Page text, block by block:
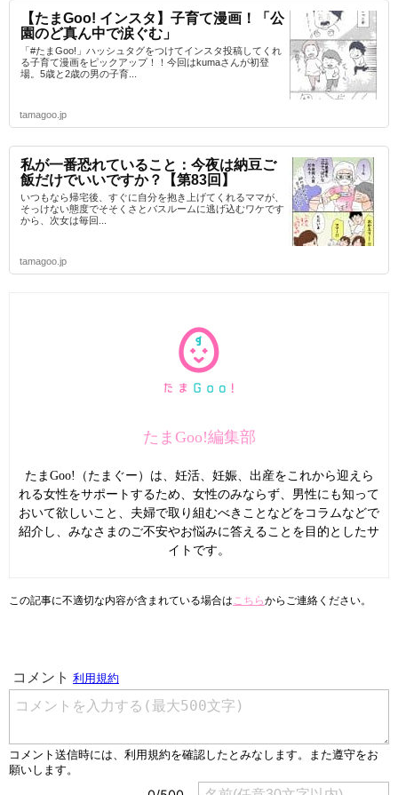
【たまGoo! インスタ】子育て漫画！「公
園のど真ん中で涙ぐむ」
「#たまGoo!」ハッシュタグをつけてインスタ投稿してくれ
る子育て漫画をピックアップ！！今回はkumaさんが初登
場。5歳と2歳の男の子育...
tamagoo.jp
私が一番恐れていること：今夜は納豆ご
飯だけでいいですか？【第83回】
いつもなら帰宅後、すぐに自分を抱き上げてくれるママが、
そっけない態度でそそくさとバスルームに逃げ込むワケです
から、次女は毎回...
tamagoo.jp
たまGoo!編集部
たまGoo!（たまぐー）は、妊活、妊娠、出産をこれから迎えら
れる女性をサポートするため、女性のみならず、男性にも知って
おいて欲しいこと、夫婦で取り組むべきことなどをコラムなどで
紹介し、みなさまのご不安やお悩みに答えることを目的としたサ
イトです。
この記事に不適切な内容が含まれている場合はこちらからご連絡ください。